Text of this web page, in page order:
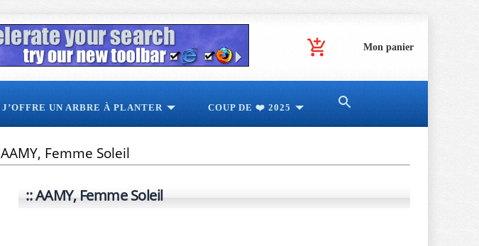
Mon panier
J’OFFRE UN ARBRE À PLANTER COUP DE ❤️ 2025
AAMY, Femme Soleil
AAMY, Femme Soleil